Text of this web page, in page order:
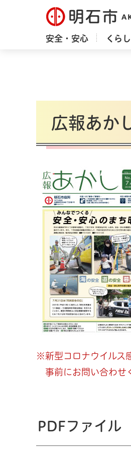
明石市
安全・安心 くら
広報あか
※新型コロナウイルス
事前にお問い合わせ
PDFファイル